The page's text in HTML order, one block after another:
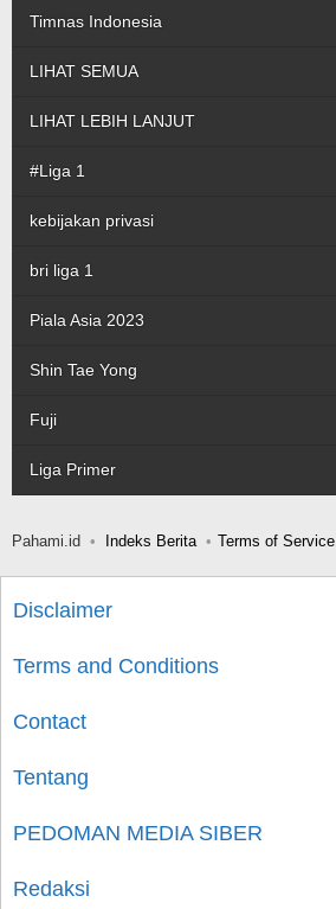
Timnas Indonesia
LIHAT SEMUA
LIHAT LEBIH LANJUT
#Liga 1
kebijakan privasi
bri liga 1
Piala Asia 2023
Shin Tae Yong
Fuji
Liga Primer
Pahami.id Indeks Berita Terms of Service
Disclaimer
Terms and Conditions
Contact
Tentang
PEDOMAN MEDIA SIBER
Redaksi